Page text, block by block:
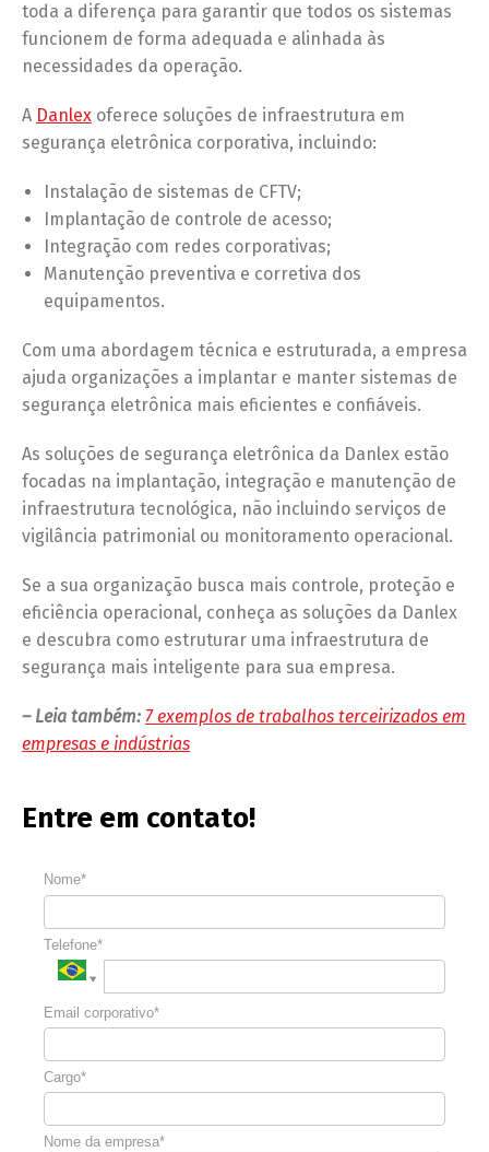
toda a diferença para garantir que todos os sistemas
funcionem de forma adequada e alinhada às
necessidades da operação.
A Danlex oferece soluções de infraestrutura em
segurança eletrônica corporativa, incluindo:
Instalação de sistemas de CFTV;
Implantação de controle de acesso;
Integração com redes corporativas;
Manutenção preventiva e corretiva dos
equipamentos.
Com uma abordagem técnica e estruturada, a empresa
ajuda organizações a implantar e manter sistemas de
segurança eletrônica mais eficientes e confiáveis.
As soluções de segurança eletrônica da Danlex estão
focadas na implantação, integração e manutenção de
infraestrutura tecnológica, não incluindo serviços de
vigilância patrimonial ou monitoramento operacional.
Se a sua organização busca mais controle, proteção e
eficiência operacional, conheça as soluções da Danlex
e descubra como estruturar uma infraestrutura de
segurança mais inteligente para sua empresa.
– Leia também: 7 exemplos de trabalhos terceirizados em
empresas e indústrias
Entre em contato!
Nome*
Telefone*
Email corporativo*
Cargo*
Nome da empresa*